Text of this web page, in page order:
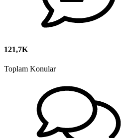
121,7K
Toplam Konular